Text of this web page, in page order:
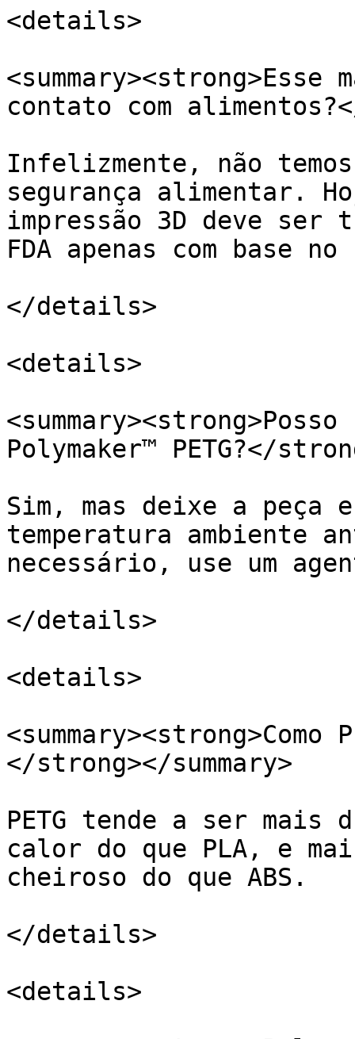
<details>
contato com
Infelizmente, não
segurança alimentar.
impressão 3D deve ser
FDA apenas com base
</details>
<details>
Polymaker™ PETG?</
Sim, mas deixe a peça
temperatura ambiente
necessário, use um
</details>
<details>
<summary><strong>Como
</strong></summary>
PETG tende a ser
calor do que PLA, e
cheiroso do que ABS.
</details>
<details>